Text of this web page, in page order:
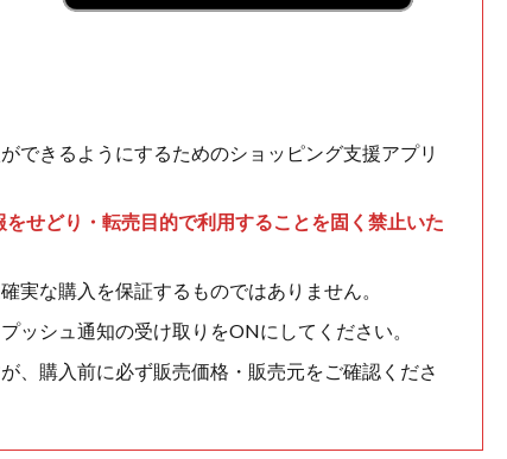
できるようにするためのショッピング支援アプリ
せどり・転売目的で利用することを固く禁止いた
実な購入を保証するものではありません。
ッシュ通知の受け取りをONにしてください。
、購入前に必ず販売価格・販売元をご確認くださ